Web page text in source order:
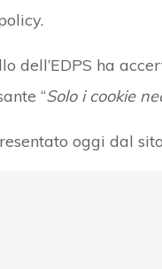
dell’EDPS ha
“Solo i cookie
oggi dal